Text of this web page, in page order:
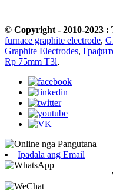
© Copyright - 2010-2023 :
furnace graphite electrode,
Graphite Electrodes,
Rp 75mm T3l,
Ipadala ang Email